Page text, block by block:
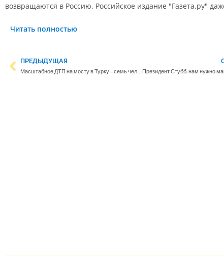
возвращаются в Россию. Российское издание "Газета.ру"
Читать полностью
ПРЕДЫДУЩАЯ
Масштабное ДТП на мосту в Турку – семь человек попали в больницу